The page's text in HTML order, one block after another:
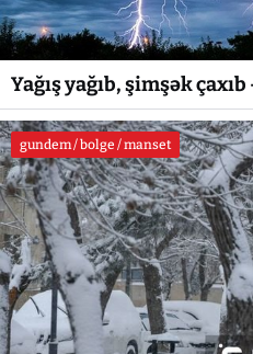
Yağış yağıb, şimşək
gundem / bolge / manset